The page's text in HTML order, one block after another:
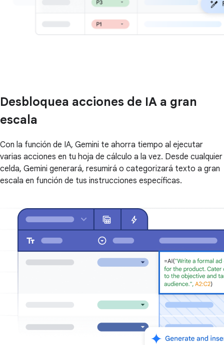
Desbloquea acciones de IA a gran
escala
Con la función de IA, Gemini te ahorra tiempo al ejecutar
varias acciones en tu hoja de cálculo a la vez. Desde cualquier
celda, Gemini generará, resumirá o categorizará texto a gran
escala en función de tus instrucciones específicas.